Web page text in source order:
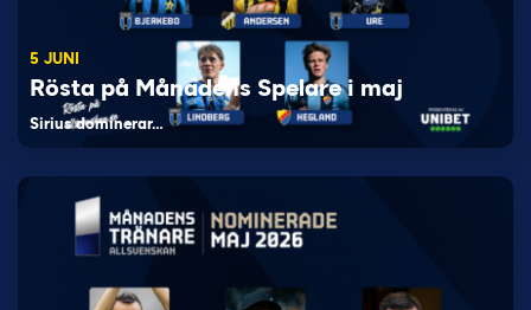
5 JUNI
Rösta på Månadens Spelare i maj
Sirius dominerar…